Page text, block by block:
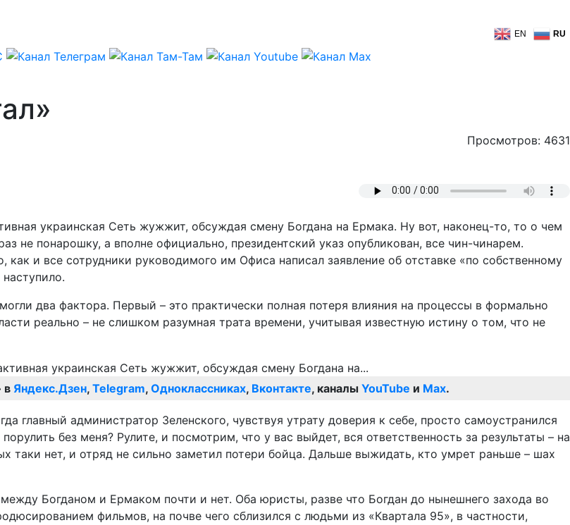
EN RU
Просмотров: 4631
украинская Сеть жужжит, обсуждая смену Богдана на Ермака. Ну вот, наконец-то, то о чем
не понарошку, а вполне официально, президентский указ опубликован, все чин-чинарем.
и все сотрудники руководимого им Офиса написал заявление об отставке «по собственному
два фактора. Первый – это практически полная потеря влияния на процессы в формально
реально – не слишком разумная трата времени, учитывая известную истину о том, что не
в Яндекс.Дзен, Telegram, Одноклассниках, Вконтакте, каналы YouTube и Max.
главный администратор Зеленского, чувствуя утрату доверия к себе, просто самоустранился
без меня? Рулите, и посмотрим, что у вас выйдет, вся ответственность за результаты – на
таки нет, и отряд не сильно заметил потери бойца. Дальше выжидать, кто умрет раньше – шах
Богданом и Ермаком почти и нет. Оба юристы, разве что Богдан до нынешнего захода во
фильмов, на почве чего сблизился с людьми из «Квартала 95», в частности,